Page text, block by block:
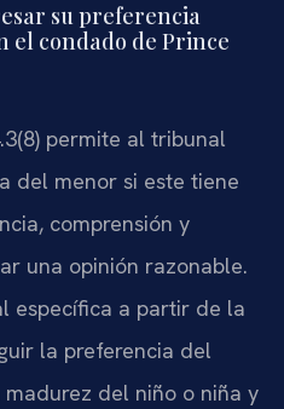
su preferencia
el condado de Prince
permite al tribunal
del menor si este tiene
comprensión y
una opinión razonable.
específica a partir de la
la preferencia del
del niño o niña y